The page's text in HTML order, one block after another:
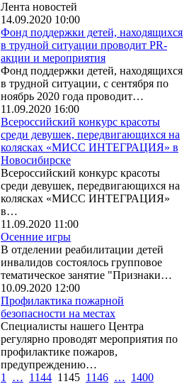
Лента новостей
14.09.2020 10:00
Фонд поддержки детей, находящихся
в трудной ситуации проводит PR-
акции и мероприятия
Фонд поддержки детей, находящихся
в трудной ситуации, с сентября по
ноябрь 2020 года проводит…
11.09.2020 16:00
Всероссийский конкурс красоты
среди девушек, передвигающихся на
колясках «МИСС ИНТЕГРАЦИЯ» в
Новосибирске
Всероссийский конкурс красоты
среди девушек, передвигающихся на
колясках «МИСС ИНТЕГРАЦИЯ»
в…
11.09.2020 11:00
Осенние игры
В отделении реабилитации детей
инвалидов состоялось групповое
тематическое занятие "Признаки…
10.09.2020 12:00
Профилактика пожарной
безопасности на местах
Специалисты нашего Центра
регулярно проводят мероприятия по
профилактике пожаров,
предупреждению…
1
… 1144 1145 1146 … 1400